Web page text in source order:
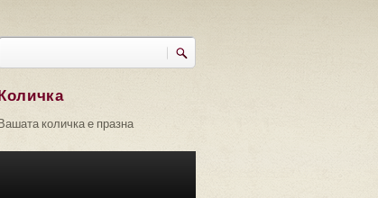
количка е празна